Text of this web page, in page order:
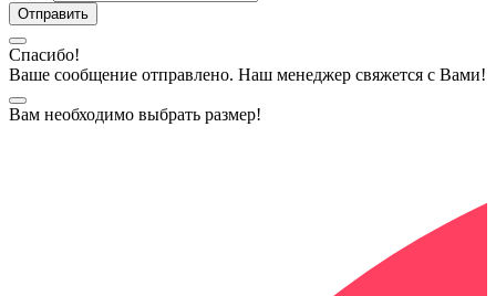
Спасибо!
Ваше сообщение отправлено. Наш менеджер свяжется с Вами!
Вам необходимо выбрать размер!